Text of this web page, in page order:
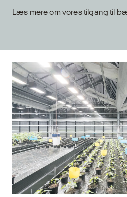
Læs mere om vores tilgang til